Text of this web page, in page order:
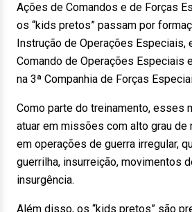
Ações de Comandos e de Forças
os “kids pretos” passam por
Instrução de Operações Especiais,
Comando de Operações Especiais
na 3ª Companhia de Forças
Como parte do treinamento, esses
atuar em missões com alto grau
em operações de guerra irregular,
guerrilha, insurreição, movimentos
insurgência.
Além disso, os “kids pretos” são